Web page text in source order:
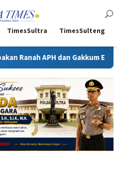
TimesSultra TimesSulteng
ESDM Kejati